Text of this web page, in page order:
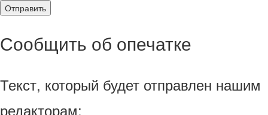
Отправить
Сообщить об опечатке
Текст, который будет отправлен нашим
редакторам: